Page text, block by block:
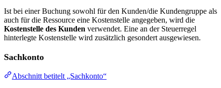
Ist bei einer Buchung sowohl für den Kunden/die Kundengruppe als
auch für die Ressource eine Kostenstelle angegeben, wird die
Kostenstelle des Kunden verwendet. Eine an der Steuerregel
hinterlegte Kostenstelle wird zusätzlich gesondert ausgewiesen.
Sachkonto
Abschnitt betitelt „Sachkonto“